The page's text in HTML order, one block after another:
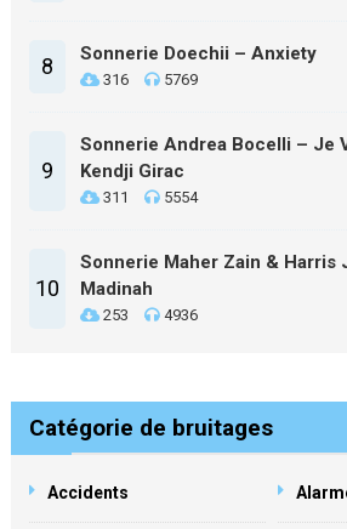
8 Sonnerie Doechii – Anxiety
316 5769
9
Sonnerie Andrea Bocelli – Je
Kendji Girac
311 5554
10
Sonnerie Maher Zain & Harris
Madinah
253 4936
Catégorie de bruitages
Accidents